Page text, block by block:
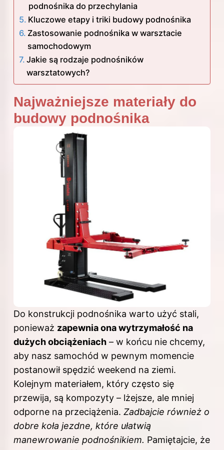
podnośnika do przechylania
Kluczowe etapy i triki budowy podnośnika
Zastosowanie podnośnika w warsztacie
samochodowym
Jakie są rodzaje podnośników
warsztatowych?
Najważniejsze materiały do
budowy podnośnika
Do konstrukcji podnośnika warto użyć stali,
ponieważ zapewnia ona wytrzymałość na
dużych obciążeniach – w końcu nie chcemy,
aby nasz samochód w pewnym momencie
postanowił spędzić weekend na ziemi.
Kolejnym materiałem, który często się
przewija, są kompozyty – lżejsze, ale mniej
odporne na przeciążenia. Zadbajcie również o
dobre koła jezdne, które ułatwią
manewrowanie podnośnikiem. Pamiętajcie, że